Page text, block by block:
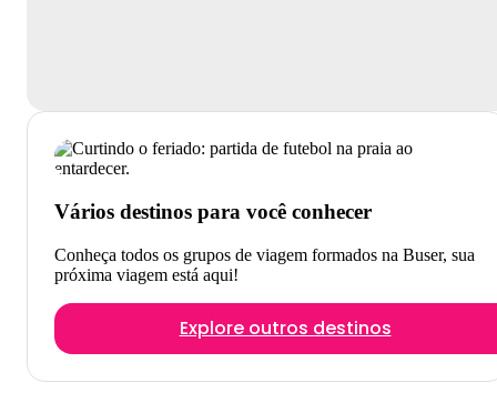
Vários destinos para você conhecer
Conheça todos os grupos de viagem formados na Buser, sua
próxima viagem está aqui!
Explore outros destinos